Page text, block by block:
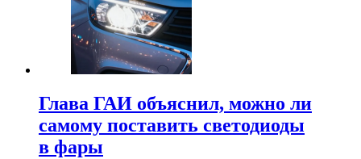
Глава ГАИ объяснил, можно ли
самому поставить светодиоды
в фары